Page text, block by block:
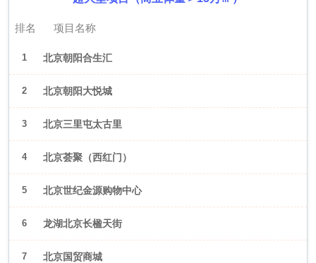
排名 项目名称
1 北京朝阳合生汇
2 北京朝阳大悦城
3 北京三里屯太古里
4 北京荟聚（西红门）
5 北京世纪金源购物中心
6 龙湖北京长楹天街
7 北京国贸商城